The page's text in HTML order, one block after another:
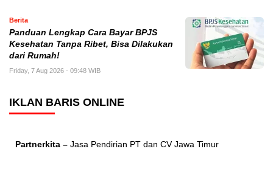
Berita
Panduan Lengkap Cara Bayar BPJS
Kesehatan Tanpa Ribet, Bisa Dilakukan
dari Rumah!
Friday, 7 Aug 2026 - 09:48 WIB
IKLAN BARIS ONLINE
Partnerkita – Jasa Pendirian PT dan CV Jawa Timur